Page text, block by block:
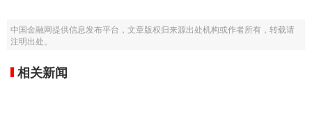
中国金融网提供信息发布平台，文章版权归来源出处机构或作者所有，转载请
注明出处。
相关新闻